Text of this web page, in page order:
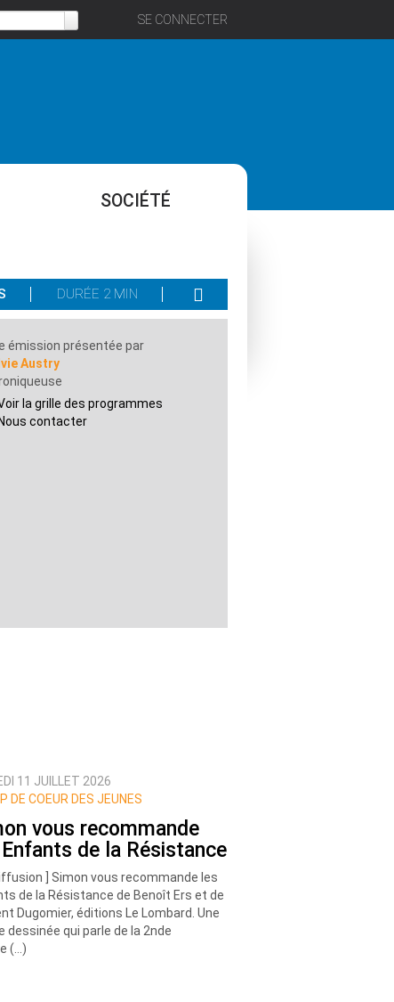
SE CONNECTER
SOCIÉTÉ
DURÉE 2 MIN
émission présentée par
Austry
la grille des programmes
Nous contacter
11 JUILLET 2026
DE COEUR DES JEUNES
vous recommande
de la Résistance
] Simon vous recommande les
de la Résistance de Benoît Ers et de
Dugomier, éditions Le Lombard. Une
dessinée qui parle de la 2nde
(…)